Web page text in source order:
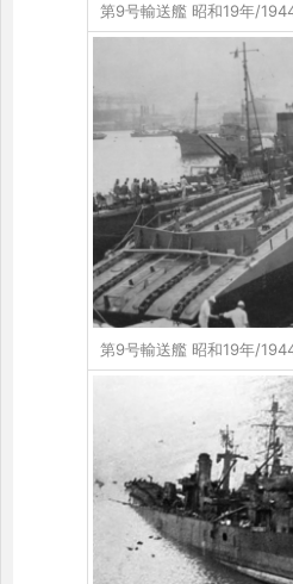
第9号輸送艦 昭和19年/
第9号輸送艦 昭和19年/